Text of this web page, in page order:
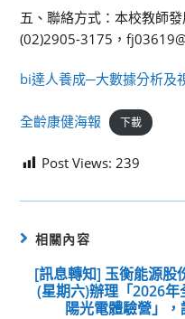
五、聯絡方式：本校教師
(02)2905-3175，
bi達人養成─大數據分析及
全齡康健海報 下載
Post Views: 239
相關內容
[訊息轉知] 玉衡能源股
(星期六)辦理「2026
陽光電體驗營」